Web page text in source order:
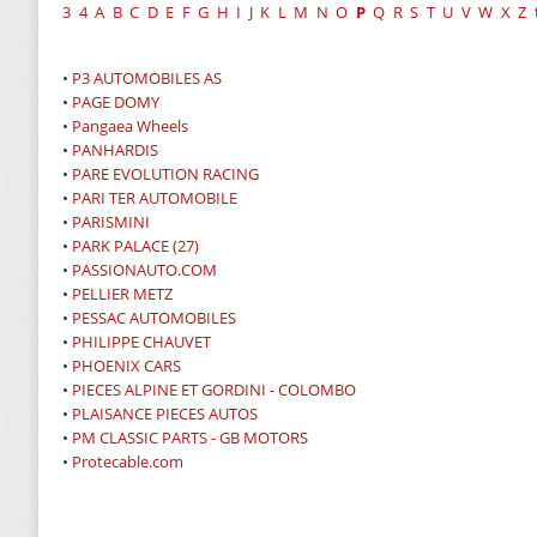
3 4 A B C D E F G H I J K L M N O P Q R S T U V W X Z
• P3 AUTOMOBILES AS
• PAGE DOMY
• Pangaea Wheels
• PANHARDIS
• PARE EVOLUTION RACING
• PARI TER AUTOMOBILE
• PARISMINI
• PARK PALACE (27)
• PASSIONAUTO.COM
• PELLIER METZ
• PESSAC AUTOMOBILES
• PHILIPPE CHAUVET
• PHOENIX CARS
• PIECES ALPINE ET GORDINI - COLOMBO
• PLAISANCE PIECES AUTOS
• PM CLASSIC PARTS - GB MOTORS
• Protecable.com